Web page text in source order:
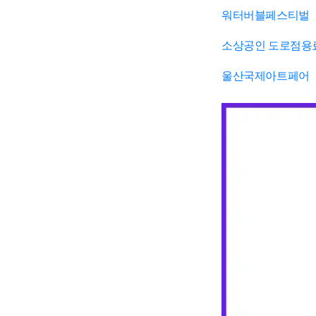
워터버블페스티벌
소상공인 도로점용
울산국제아트페어